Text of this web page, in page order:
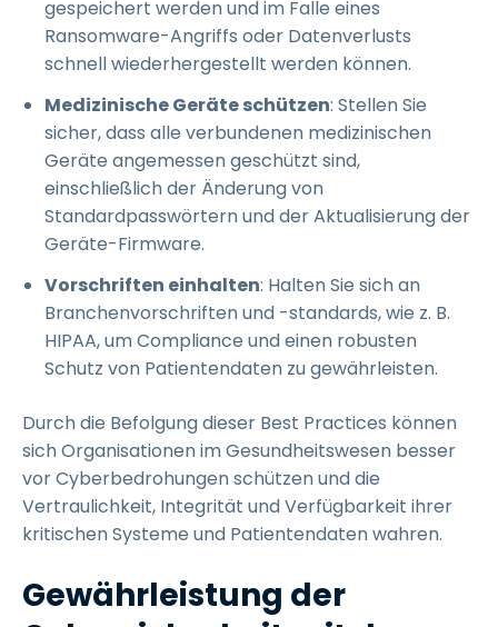
gespeichert werden und im Falle eines
Ransomware-Angriffs oder Datenverlusts
schnell wiederhergestellt werden können.
Medizinische Geräte schützen: Stellen Sie
sicher, dass alle verbundenen medizinischen
Geräte angemessen geschützt sind,
einschließlich der Änderung von
Standardpasswörtern und der Aktualisierung der
Geräte-Firmware.
Vorschriften einhalten: Halten Sie sich an
Branchenvorschriften und -standards, wie z. B.
HIPAA, um Compliance und einen robusten
Schutz von Patientendaten zu gewährleisten.
Durch die Befolgung dieser Best Practices können
sich Organisationen im Gesundheitswesen besser
vor Cyberbedrohungen schützen und die
Vertraulichkeit, Integrität und Verfügbarkeit ihrer
kritischen Systeme und Patientendaten wahren.
Gewährleistung der